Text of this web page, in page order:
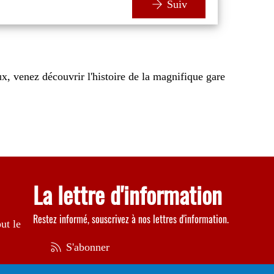
Suiv
venez découvrir l'histoire de la magnifique gare
le
La lettre d'information
Restez informé, souscrivez à nos lettres d'information.
S'abonner